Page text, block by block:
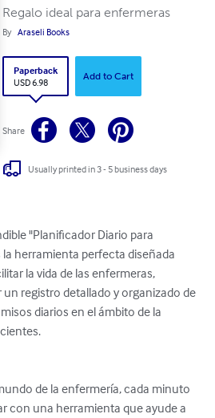
Regalo ideal para enfermeras
By Araseli Books
Paperback
USD 6.98
Add to Cart
Share
Usually printed in 3 - 5 business days
"Planificador Diario para
la herramienta perfecta diseñada
la vida de las enfermeras,
registro detallado y organizado de
diarios en el ámbito de la
de la enfermería, cada minuto
con una herramienta que ayude a